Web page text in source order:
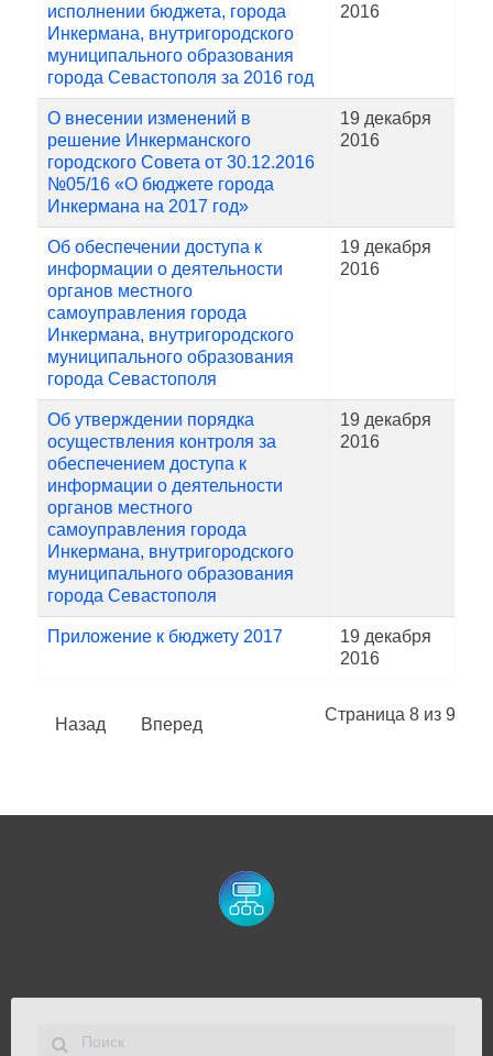
исполнении бюджета, города
Инкермана, внутригородского
муниципального образования
города Севастополя за 2016 год
2016
О внесении изменений в
решение Инкерманского
городского Совета от 30.12.2016
№05/16 «О бюджете города
Инкермана на 2017 год»
19 декабря
2016
Об обеспечении доступа к
информации о деятельности
органов местного
самоуправления города
Инкермана, внутригородского
муниципального образования
города Севастополя
19 декабря
2016
Об утверждении порядка
осуществления контроля за
обеспечением доступа к
информации о деятельности
органов местного
самоуправления города
Инкермана, внутригородского
муниципального образования
города Севастополя
19 декабря
2016
Приложение к бюджету 2017
19 декабря
2016
Страница 8 из 9
Назад Вперед